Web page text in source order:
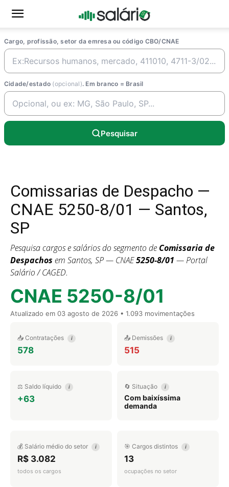
Cargo, profissão, setor da emresa ou código CBO/CNAE
Cidade/estado (opcional). Em branco = Brasil
Pesquisar
Comissarias de Despacho —
CNAE 5250-8/01 — Santos,
SP
Pesquisa cargos e salários do segmento de Comissaria de
Despachos em Santos, SP — CNAE5250-8/01 — Portal
Salário / CAGED.
CNAE 5250-8/01
Atualizado em 03 agosto de 2026 • 1.093 movimentações
📥 Contratações i
578
📤 Demissões i
515
⚖️ Saldo líquido i
+63
🔄 Situação i
Com baixíssima
demanda
💰 Salário médio do setor i
R$ 3.082
todos os cargos
🎯 Cargos distintos i
13
ocupações no setor